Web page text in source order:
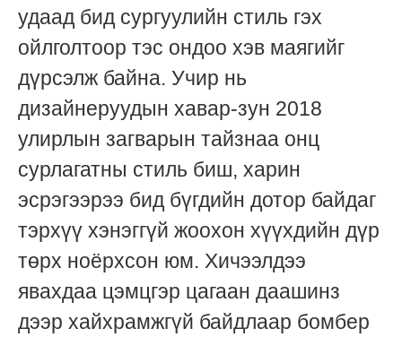
удаад бид сургуулийн стиль гэх
ойлголтоор тэс ондоо хэв маягийг
дүрсэлж байна. Учир нь
дизайнеруудын хавар-зун 2018
улирлын загварын тайзнаа онц
сурлагатны стиль биш, харин
эсрэгээрээ бид бүгдийн дотор байдаг
тэрхүү хэнэггүй жоохон хүүхдийн дүр
төрх ноёрхсон юм. Хичээлдээ
явахдаа цэмцгэр цагаан даашинз
дээр хайхрамжгүй байдлаар бомбер